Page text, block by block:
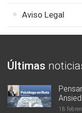
Aviso Legal
Últimas
18